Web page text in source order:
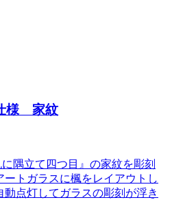
様 家紋
隅立て四つ目』の家紋を彫刻
ートガラスに楓をレイアウトし
点灯してガラスの彫刻が浮き